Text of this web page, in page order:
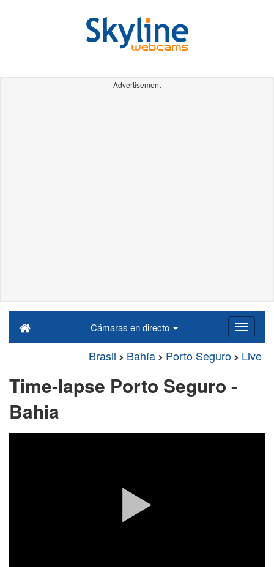
Advertisement
Cámaras en directo
Brasil Bahía Porto Seguro Live
Time-lapse Porto Seguro -
Bahia